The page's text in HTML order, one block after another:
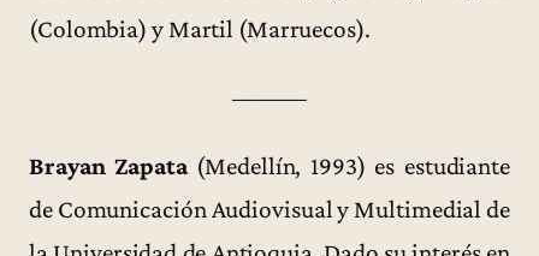
(Colombia) y Martil (Marruecos).
———
Brayan Zapata(Medellín, 1993) es estudiante
de Comunicación Audiovisual y Multimedial de